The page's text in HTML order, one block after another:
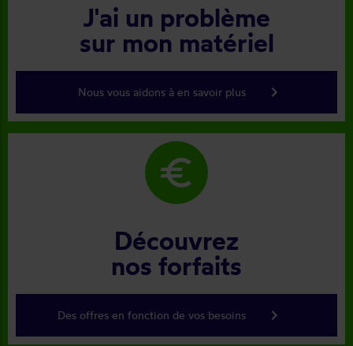
J'ai un problème
sur mon matériel
Nous vous aidons à en savoir plus keyboard_arrow_right
euro
Découvrez
nos forfaits
Des offres en fonction de vos besoins keyboard_arrow_right